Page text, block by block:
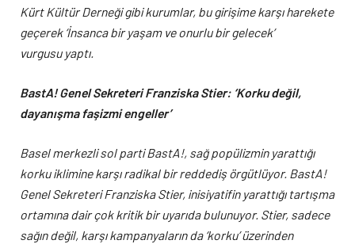
Kürt Kültür Derneği gibi kurumlar, bu girişime karşı harekete
geçerek ‘İnsanca bir yaşam ve onurlu bir gelecek’
vurgusu yaptı.
BastA! Genel Sekreteri Franziska Stier: ‘Korku değil,
dayanışma faşizmi engeller’
Basel merkezli sol parti BastA!, sağ popülizmin yarattığı
korku iklimine karşı radikal bir reddediş örgütlüyor. BastA!
Genel Sekreteri Franziska Stier, inisiyatifin yarattığı tartışma
ortamına dair çok kritik bir uyarıda bulunuyor. Stier, sadece
sağın değil, karşı kampanyaların da ‘korku’ üzerinden